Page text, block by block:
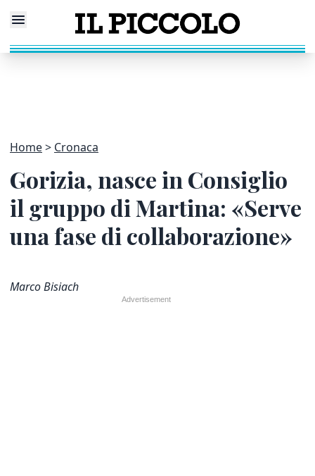
Home Cronaca
Gorizia, nasce in Consiglio
il gruppo di Martina: «Serve
una fase di collaborazione»
Marco Bisiach